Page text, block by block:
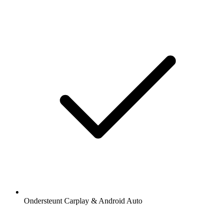
Ondersteunt Carplay & Android Auto